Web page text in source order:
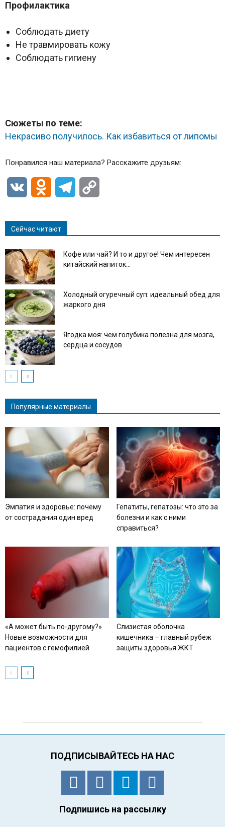
Профилактика
Соблюдать диету
Не травмировать кожу
Соблюдать гигиену
Сюжеты по теме:
Некрасиво получилось. Как избавиться от липомы
Понравился наш материала? Расскажите друзьям:
VK Odnoklassniki
Telegram
Сейчас читают
Кофе или чай? И то и другое! Чем интересен
китайский напиток...
Холодный огуречный суп: идеальный обед для
жаркого дня
Ягодка моя: чем голубика полезна для мозга,
сердца и сосудов
Популярные материалы
Эмпатия и здоровье: почему
от сострадания один вред
Гепатиты, гепатозы: что это за
болезни и как с ними
справиться?
«А может быть по-другому?»
Новые возможности для
пациентов с гемофилией
Слизистая оболочка
кишечника – главный рубеж
защиты здоровья ЖКТ
ПОДПИСЫВАЙТЕСЬ НА НАС
Подпишись на рассылку